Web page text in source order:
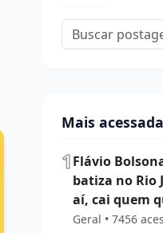
Mais
1Flávio
batiza no Rio
aí, cai quem
Geral • 7456